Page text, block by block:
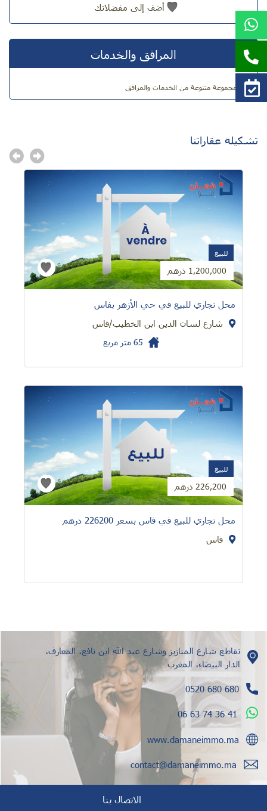
أضف إلى مفضلاتك
المرافق والخدمات
مجموعة متنوعة من الخدمات والمرافق
تشكيلة عقاراتنا
للبيع
1,200,000 درهم
محل تجاري للبيع في حي الأزهر بفاس
شارع لسان الدين ابن الخطيب/فاس
متر مربع
للبيع
226,200 درهم
محل تجاري للبيع في فاس بسعر 226200 درهم
فاس
تقاطع شارع المنازيز وشارع عبد الله ابن نافع، المعارف،
الدار البيضاء، المغرب
0520 680 680
06 63 74 36 41
www.damaneimmo.ma
contact@damaneimmo.ma
الاتصال بنا